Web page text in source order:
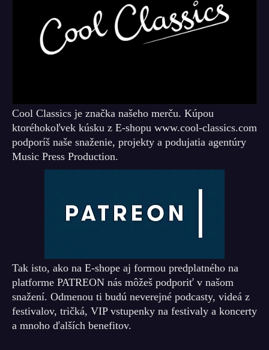
Cool Classics je značka našeho merču. Kúpou
ktoréhokoľvek kúsku z E-shopu www.cool-classics.com
podporíš naše snaženie, projekty a podujatia agentúry
Music Press Production.
Tak isto, ako na E-shope aj formou predplatného na
platforme PATREON nás môžeš podporiť v našom
snažení. Odmenou ti budú neverejné podcasty, videá z
festivalov, tričká, VIP vstupenky na festivaly a koncerty
a mnoho ďalších benefitov.